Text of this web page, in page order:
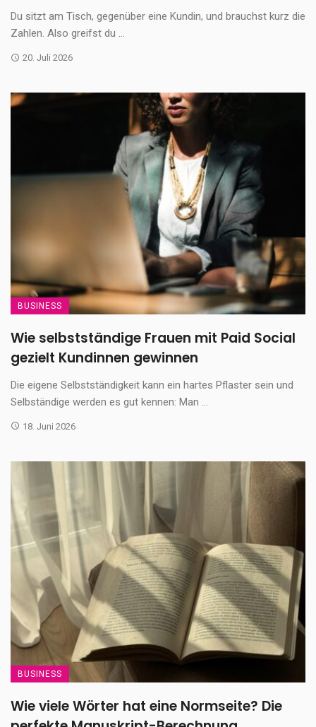
Du sitzt am Tisch, gegenüber eine Kundin, und brauchst kurz die
Zahlen. Also greifst du ...
20. Juli 2026
BUSINESS
Wie selbstständige Frauen mit Paid Social
gezielt Kundinnen gewinnen
Die eigene Selbstständigkeit kann ein hartes Pflaster sein und
Selbständige werden es gut kennen: Man ...
18. Juni 2026
BUSINESS
Wie viele Wörter hat eine Normseite? Die